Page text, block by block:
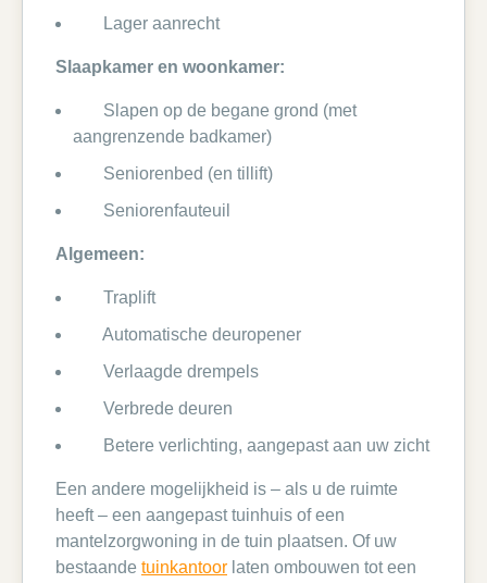
Lager aanrecht
Slaapkamer en woonkamer:
Slapen op de begane grond (met
aangrenzende badkamer)
Seniorenbed (en tillift)
Seniorenfauteuil
Algemeen:
Traplift
Automatische deuropener
Verlaagde drempels
Verbrede deuren
Betere verlichting, aangepast aan uw zicht
Een andere mogelijkheid is – als u de ruimte
heeft – een aangepast tuinhuis of een
mantelzorgwoning in de tuin plaatsen. Of uw
bestaande tuinkantoor laten ombouwen tot een